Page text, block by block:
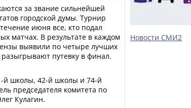
за звание сильнейшей
городской думы. Турнир
июня все, кто подал
матчах. В результате в каждом
выявили по четыре лучших
путевку в финал.
й школы, 42-й школы и 74-й
председателя комитета по
Кулагин.
Новости СМИ2